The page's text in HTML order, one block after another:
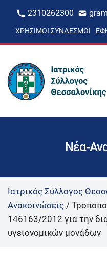
2310262300
ΧΡΉΣΙΜΟΙ ΣΎΝΔΕΣΜΟΙ
Νέα-
Ιατρικός Σύλλογος
Ανακοινώσεις /
146163/2012 για την
υγειονομικών μονάδων